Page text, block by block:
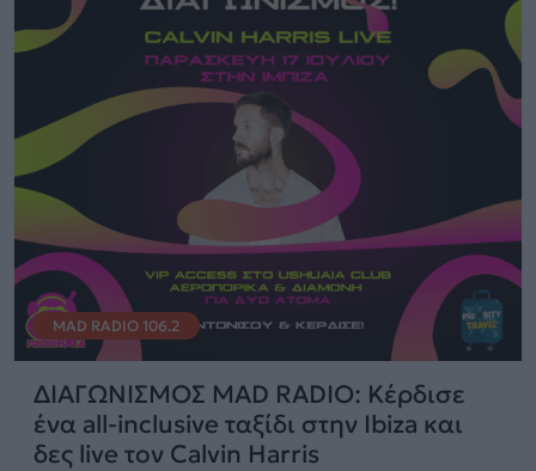
MAD RADIO 106.2
ΔΙΑΓΩΝΙΣΜΟΣ MAD RADIO: Κέρδισε
ένα all-inclusive ταξίδι στην Ibiza και
δες live τον Calvin Harris